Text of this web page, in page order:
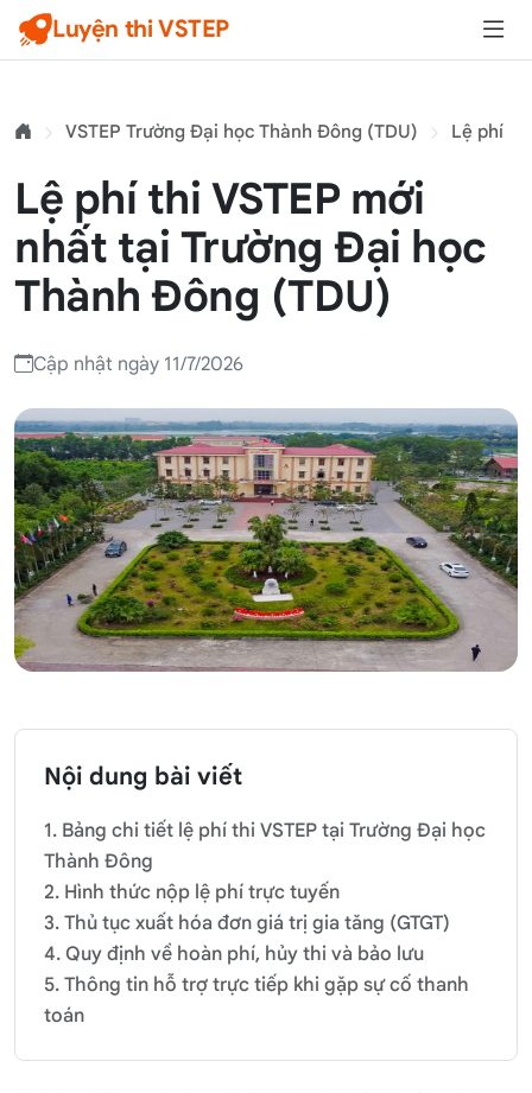
Luyện thi VSTEP
VSTEP Trường Đại học Thành Đông (TDU) Lệ phí
Lệ phí thi VSTEP mới
nhất tại Trường Đại học
Thành Đông (TDU)
Cập nhật ngày 11/7/2026
Nội dung bài viết
1. Bảng chi tiết lệ phí thi VSTEP tại Trường Đại học
Thành Đông
2. Hình thức nộp lệ phí trực tuyến
3. Thủ tục xuất hóa đơn giá trị gia tăng (GTGT)
4. Quy định về hoàn phí, hủy thi và bảo lưu
5. Thông tin hỗ trợ trực tiếp khi gặp sự cố thanh
toán